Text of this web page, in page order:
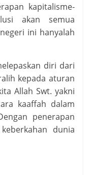
kapitalisme-
akan semua
ini hanyalah
diri dari
kepada aturan
Allah Swt. yakni
kaaffah dalam
penerapan
dunia